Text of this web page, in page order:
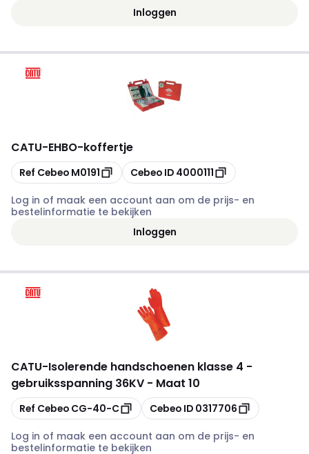
Inloggen
CATU-EHBO-koffertje
Kopiëren
Ref Cebeo M0191 Kopiëren
Cebeo ID 4000111
Log in of maak een account aan om de prijs- en
bestelinformatie te bekijken
Inloggen
CATU-Isolerende handschoenen klasse 4 -
gebruiksspanning 36KV - Maat 10
Kopiëren
Ref Cebeo CG-40-C Kopiëren
Cebeo ID 0317706
Log in of maak een account aan om de prijs- en
bestelinformatie te bekijken